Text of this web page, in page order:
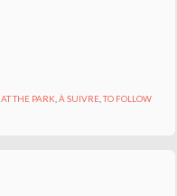
AT THE PARK,À SUIVRE,TO FOLLOW